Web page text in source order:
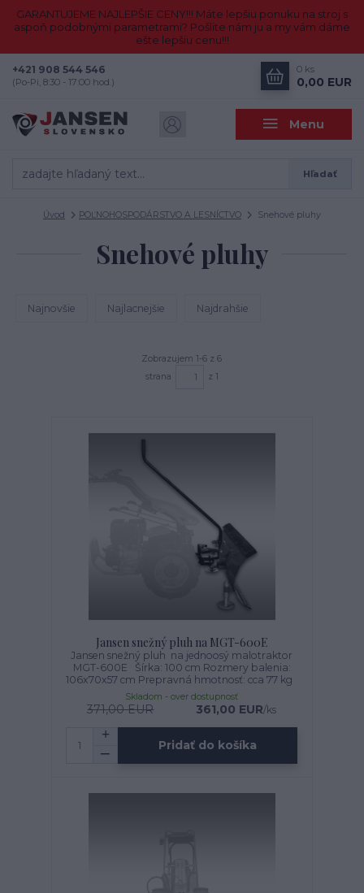
GARANTUJEME NAJLEPŠIE CENY!!! Máte lepšiu ponuku na stroj s
aspoň podobnými parametrami? Pošlite nám ju a my vám dáme
ešte lepšiu cenu!!!
Menu
Hľadať
+421 908 544 546
(Po-Pi, 8:30 - 17:00 hod.)
0 ks
0,00 EUR
Úvod POĽNOHOSPODÁRSTVO A LESNÍCTVO Snehové pluhy
Snehové pluhy
Najnovšie Najlacnejšie Najdrahšie
Zobrazujem 1-6 z 6
strana
z 1
Jansen snežný pluh na MGT-600E
Jansen snežný pluh na jednoosý malotraktor
MGT-600E Šírka: 100 cm Rozmery balenia:
106x70x57 cm Prepravná hmotnosť: cca 77 kg
371,00 EUR 361,00 EUR/ks
Skladom - over dostupnosť
Pridať do košíka